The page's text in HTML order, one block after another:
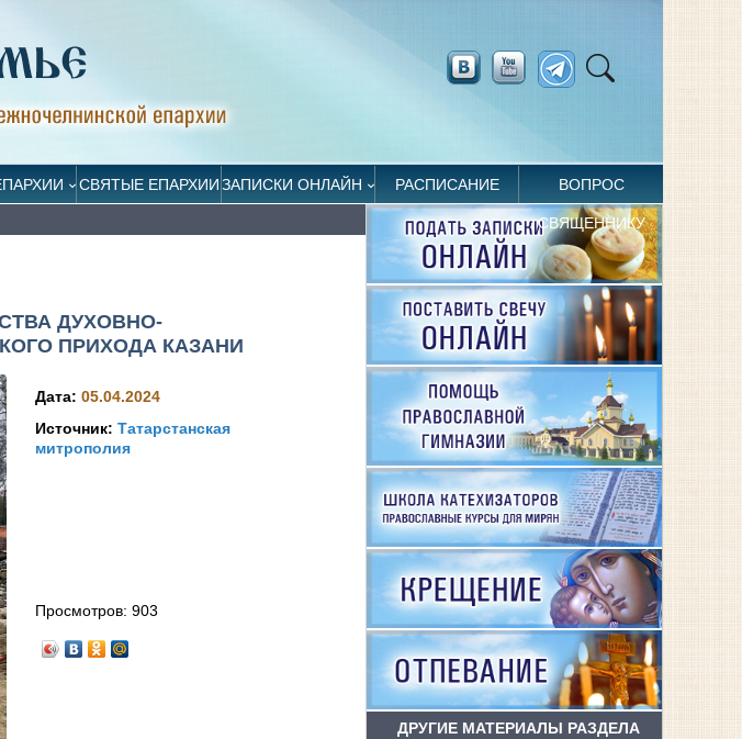
СВЯТЫЕ ЕПАРХИИЗАПИСКИ ОНЛАЙН РАСПИСАНИЕ ВОПРОС
СВЯЩЕННИКУ
ДУХОВНО-
ПРИХОДА КАЗАНИ
Дата:05.04.2024
Источник:Татарстанская
митрополия
Просмотров:903
ДРУГИЕ МАТЕРИАЛЫ РАЗДЕЛА